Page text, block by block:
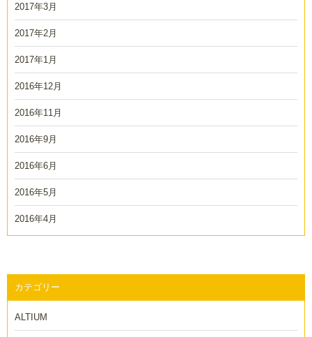
2017年3月
2017年2月
2017年1月
2016年12月
2016年11月
2016年9月
2016年6月
2016年5月
2016年4月
カテゴリー
ALTIUM